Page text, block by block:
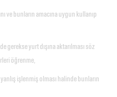
ve bunların amacına uygun kullanıp
gerekse yurt dışına aktarılması söz
öğrenme,
işlenmiş olması halinde bunların